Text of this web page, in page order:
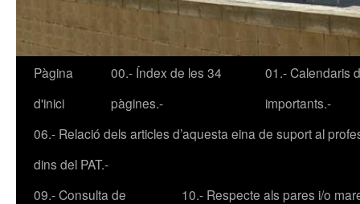
Vés
contingut
Pàgina
d'inici
00.- Índex de les 34
pàgines.-
01.- Calendaris
importants.-
06.- Relació dels articles d’aquesta eina de suport al
dins del PAT.-
09.- Consulta de
10.- Respecte als pares i/o